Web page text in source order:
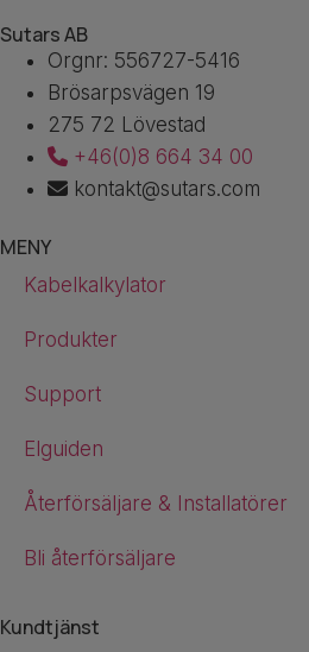
Sutars AB
Orgnr: 556727-5416
Brösarpsvägen 19
275 72 Lövestad
+46(0)8 664 34 00
kontakt@sutars.com
MENY
Kabelkalkylator
Produkter
Support
Elguiden
Återförsäljare & Installatörer
Bli återförsäljare
Kundtjänst